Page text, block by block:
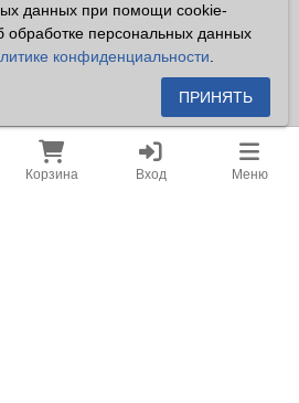
Корзина Вход Меню
на данном сайте имеет
не должна восприниматься
публичная оферта, предусмотренная
запрет на цитирование,
информации, размещенной на
включая информацию о
данных при помощи cookie-
персональных данных
конфиденциальности
ПРИНЯТЬ